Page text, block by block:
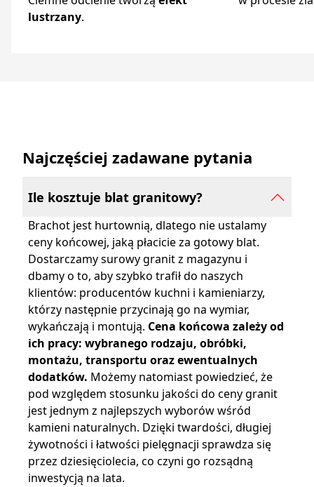
lustrzany.
Najczęściej zadawane pytania
Ile kosztuje blat granitowy?
Brachot jest hurtownią, dlatego nie ustalamy
ceny końcowej, jaką płacicie za gotowy blat.
Dostarczamy surowy granit z magazynu i
dbamy o to, aby szybko trafił do naszych
klientów: producentów kuchni i kamieniarzy,
którzy następnie przycinają go na wymiar,
wykańczają i montują. Cena końcowa zależy od
ich pracy: wybranego rodzaju, obróbki,
montażu, transportu oraz ewentualnych
dodatków. Możemy natomiast powiedzieć, że
pod względem stosunku jakości do ceny granit
jest jednym z najlepszych wyborów wśród
kamieni naturalnych. Dzięki twardości, długiej
żywotności i łatwości pielęgnacji sprawdza się
przez dziesięciolecia, co czyni go rozsądną
inwestycją na lata.